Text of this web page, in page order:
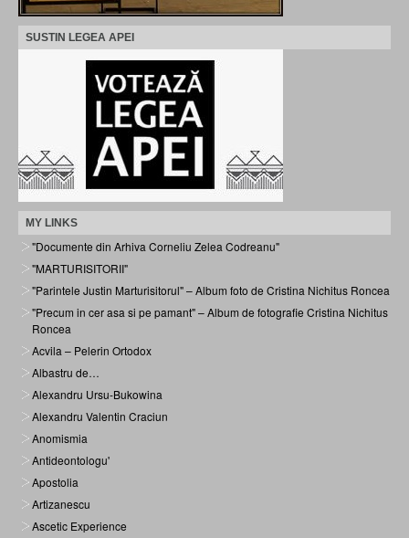
SUSTIN LEGEA APEI
MY LINKS
"Documente din Arhiva Corneliu Zelea Codreanu"
"MARTURISITORII"
"Parintele Justin Marturisitorul" – Album foto de Cristina Nichitus Roncea
"Precum in cer asa si pe pamant" – Album de fotografie Cristina Nichitus
Roncea
Acvila – Pelerin Ortodox
Albastru de…
Alexandru Ursu-Bukowina
Alexandru Valentin Craciun
Anomismia
Antideontologu'
Apostolia
Artizanescu
Ascetic Experience